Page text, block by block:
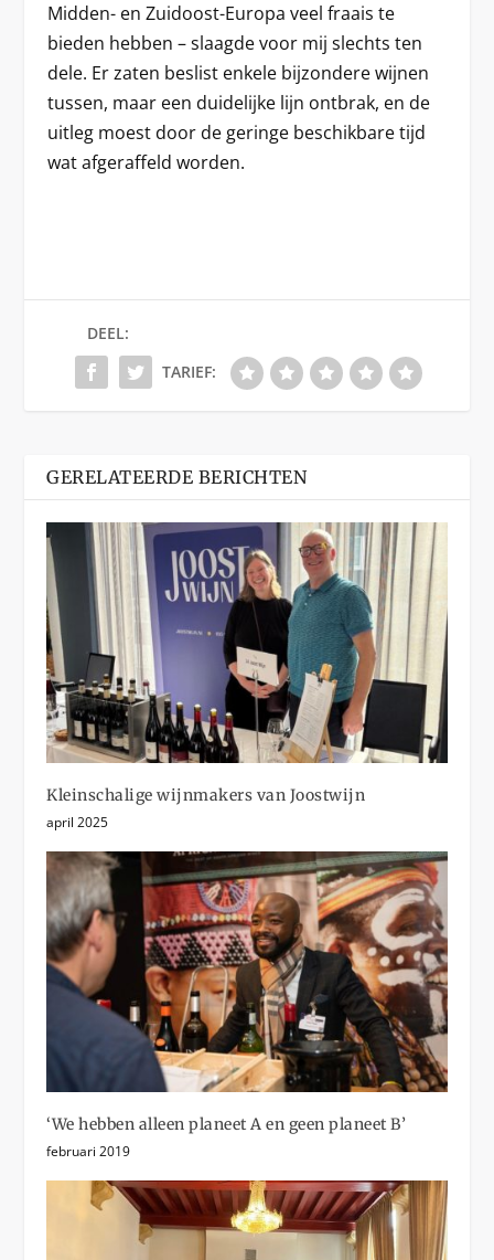
Midden- en Zuidoost-Europa veel fraais te
bieden hebben – slaagde voor mij slechts ten
dele. Er zaten beslist enkele bijzondere wijnen
tussen, maar een duidelijke lijn ontbrak, en de
uitleg moest door de geringe beschikbare tijd
wat afgeraffeld worden.
DEEL:
TARIEF:
GERELATEERDE BERICHTEN
Kleinschalige wijnmakers van Joostwijn
april 2025
‘We hebben alleen planeet A en geen planeet B’
februari 2019